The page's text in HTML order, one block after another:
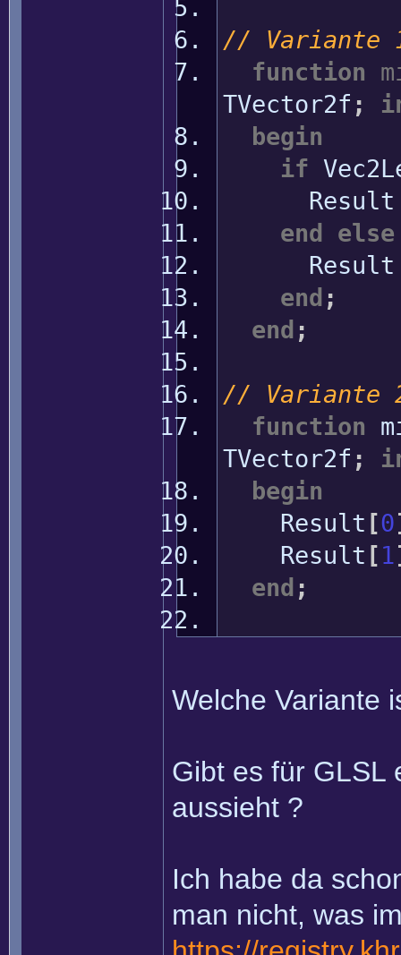
// Variante
function
TVector2f ;
begin
if
end
else
end ;
end ;
// Variante
function
TVector2f ;
begin
Result [0
Result [1
end ;
Welche Variante
Gibt es für GLSL
aussieht ?
Ich habe da
man nicht, was